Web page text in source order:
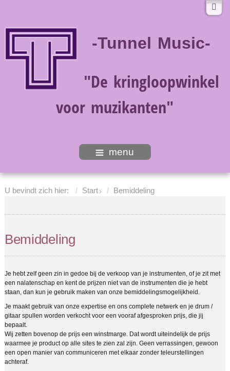
-Tunnel Music-
"De kringloopwinkel
voor muzikanten"
menu
U bevindt zich hier: Start Bemiddeling
Bemiddeling
Je hebt zelf geen zin in gedoe bij de verkoop van je instrumenten, of je zit met
een nalatenschap en kent de prijzen niet van de instrumenten die je hebt
staan, dan kun je gebruik maken van onze bemiddelingsmogelijkheid.
Je maakt gebruik van onze expertise en ons complete netwerk en je drum /
gitaar spullen worden verkocht voor een vooraf afgesproken prijs, die jij
bepaalt.
Wij zetten bovenop de prijs een winstmarge. Dat wordt uiteindelijk de prijs
waarmee je product op alle sites te zien zal zijn. Geen verrassingen, gewoon
een open manier van communiceren met elkaar zonder teleurstellingen
achteraf.